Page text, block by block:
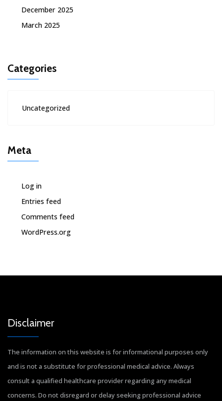
December 2025
March 2025
Categories
Uncategorized
Meta
Log in
Entries feed
Comments feed
WordPress.org
Disclaimer
The information on this website is for informational purposes only
and is not a substitute for professional medical advice. Always
consult a qualified healthcare provider regarding any medical
concerns. Do not disregard or delay seeking professional advice